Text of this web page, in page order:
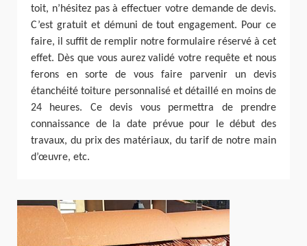
toit, n’hésitez pas à effectuer votre demande de devis.
C’est gratuit et démuni de tout engagement. Pour ce
faire, il suffit de remplir notre formulaire réservé à cet
effet. Dès que vous aurez validé votre requête et nous
ferons en sorte de vous faire parvenir un devis
étanchéité toiture personnalisé et détaillé en moins de
24 heures. Ce devis vous permettra de prendre
connaissance de la date prévue pour le début des
travaux, du prix des matériaux, du tarif de notre main
d’œuvre, etc.